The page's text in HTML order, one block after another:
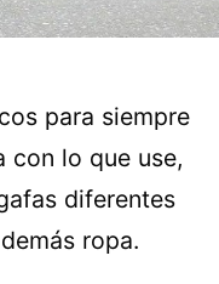
para siempre
con lo que use,
diferentes
ropa.